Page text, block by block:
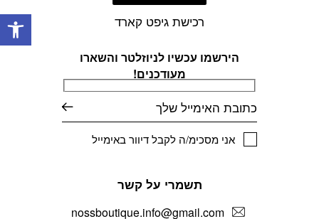
הירשמו עכשיו לניוזלטר והשארו
מעודכנים!
אני מסכימ/ה לקבל דיוור באימייל
תשמרי על קשר
nossboutique.info@gmail.com
רכישת גיפט קארד